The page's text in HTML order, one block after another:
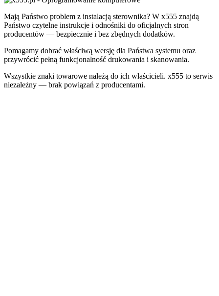
Mają Państwo problem z instalacją sterownika? W x555 znajdą
Państwo czytelne instrukcje i odnośniki do oficjalnych stron
producentów — bezpiecznie i bez zbędnych dodatków.
Pomagamy dobrać właściwą wersję dla Państwa systemu oraz
przywrócić pełną funkcjonalność drukowania i skanowania.
Wszystkie znaki towarowe należą do ich właścicieli. x555 to serwis
niezależny — brak powiązań z producentami.